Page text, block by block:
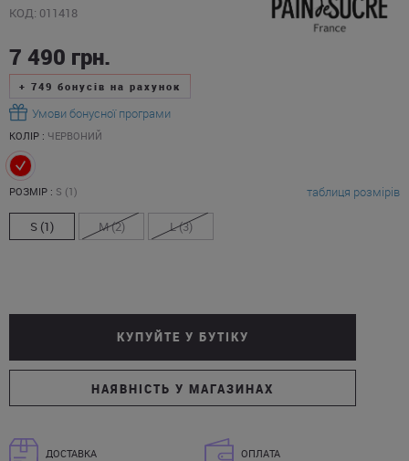
КОД: 011418
7 490 грн.
+ 749 бонусів на рахунок
Умови бонусної програми
КОЛІР : ЧЕРВОНИЙ
РОЗМІР : S (1) таблиця розмірів
S (1) M (2) L (3)
КУПУЙТЕ У БУТІКУ
НАЯВНІСТЬ У МАГАЗИНАХ
ДОСТАВКА ОПЛАТА